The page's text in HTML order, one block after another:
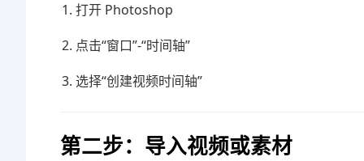
打开 Photoshop
点击“窗口”-“时间轴”
选择“创建视频时间轴”
第二步：导入视频或素材